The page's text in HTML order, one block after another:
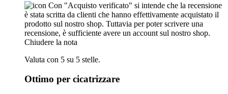
Con "Acquisto verificato" si intende che la recensione
è stata scritta da clienti che hanno effettivamente acquistato il
prodotto sul nostro shop. Tuttavia per poter scrivere una
recensione, è sufficiente avere un account sul nostro shop.
Chiudere la nota
Valuta con 5 su 5 stelle.
Ottimo per cicatrizzare